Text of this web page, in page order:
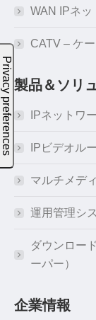
WAN IPネ
CATV – ケ
製品＆ソリ
IPネットワ
IPビデオル
マルチメデ
運用管理シ
ダウンロー
ーパー）
企業情報